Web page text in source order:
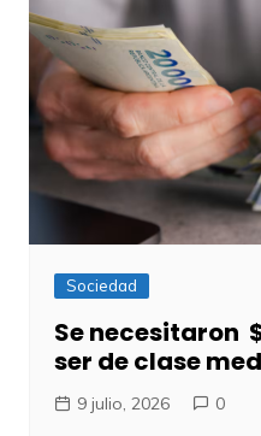
Sociedad
Se necesitaron
ser de clase
9 julio, 2026 0